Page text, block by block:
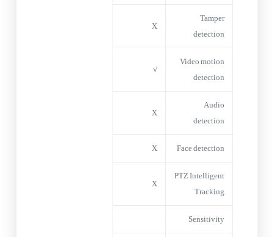
Tamper
detection
X
Video motion
detection
√
Audio
detection
X
Face detection
X
PTZ Intelligent
Tracking
X
Sensitivity